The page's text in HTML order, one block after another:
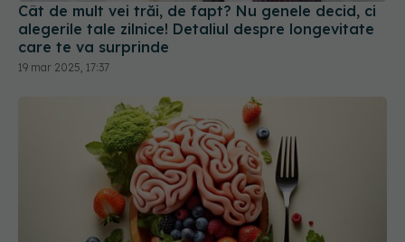
Cât de mult vei trăi, de fapt? Nu genele decid, ci
alegerile tale zilnice! Detaliul despre longevitate
care te va surprinde
19 mar 2025, 17:37